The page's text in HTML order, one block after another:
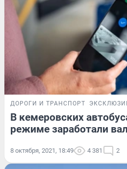
ДОРОГИ И ТРАНСПОРТ
В кемеровских
режиме заработали
8 октября, 2021, 18:49 4 381 2